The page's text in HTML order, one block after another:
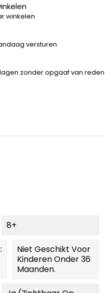
winkelen
versturen
zonder opgaaf van reden
8+
Niet Geschikt Voor
Kinderen Onder 36
Maanden.